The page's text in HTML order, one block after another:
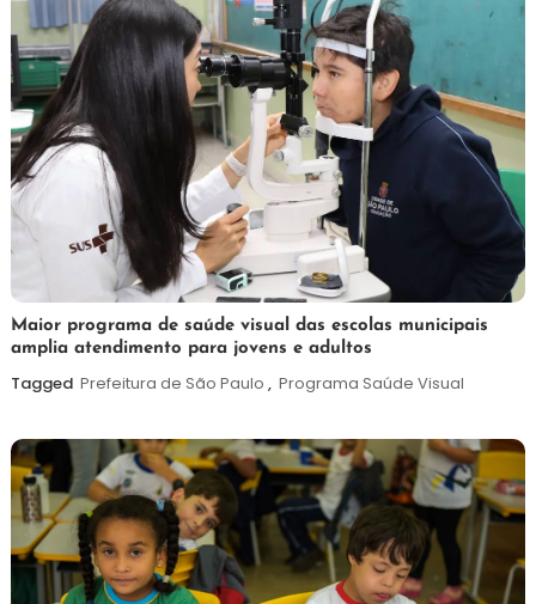
7
de
agosto
Maurilio
Maior programa de saúde visual das escolas municipais
amplia atendimento para jovens e adultos
Tagged Prefeitura de São Paulo , Programa Saúde Visual